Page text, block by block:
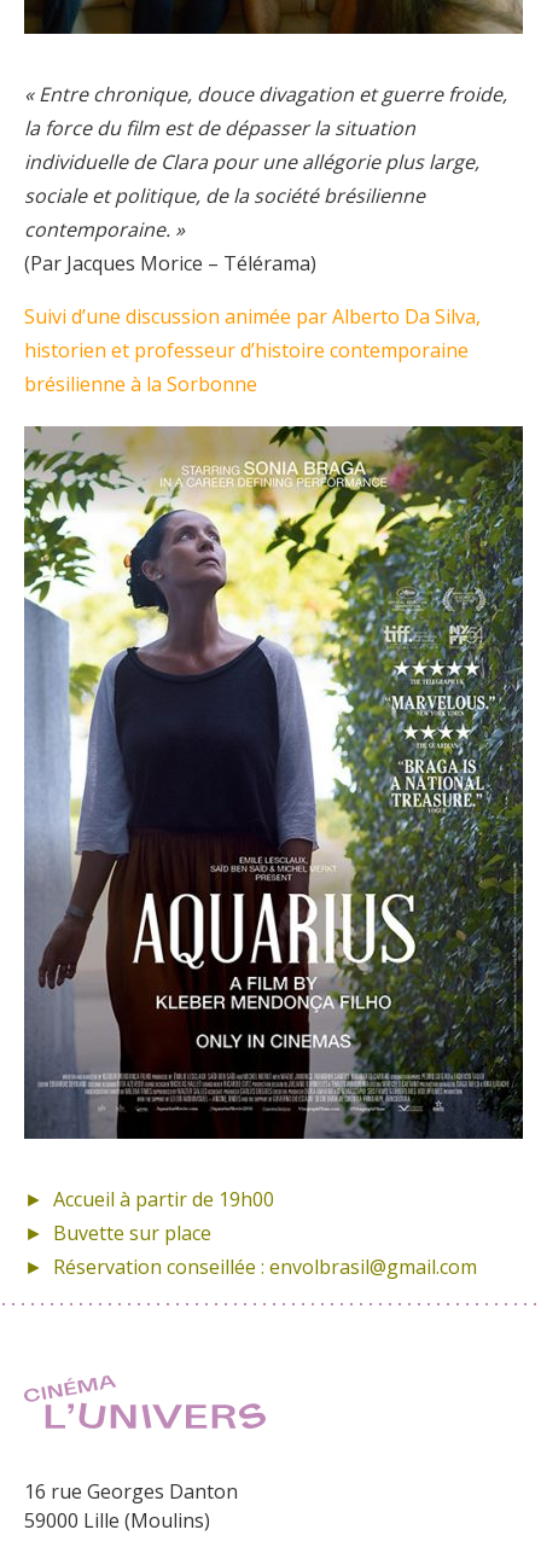
« Entre chronique, douce divagation et guerre froide,
la force du film est de dépasser la situation
individuelle de Clara pour une allégorie plus large,
sociale et politique, de la société brésilienne
contemporaine. »
(Par Jacques Morice – Télérama)
Suivi d’une discussion animée par Alberto Da Silva,
historien et professeur d’histoire contemporaine
brésilienne à la Sorbonne
► Accueil à partir de 19h00
► Buvette sur place
► Réservation conseillée : envolbrasil@gmail.com
16 rue Georges Danton
59000 Lille (Moulins)